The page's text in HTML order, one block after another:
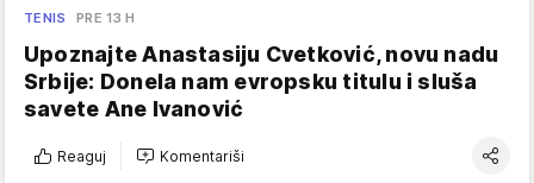
TENIS PRE 13 H
Upoznajte Anastasiju Cvetković, novu nadu
Srbije: Donela nam evropsku titulu i sluša
savete Ane Ivanović
Reaguj Komentariši